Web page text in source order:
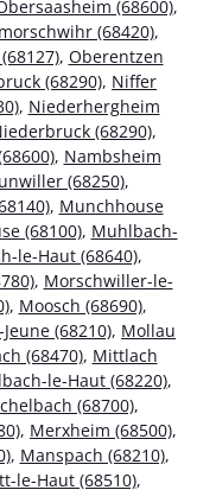
(68600),
(68420),
, Oberentzen
(68290), Niffer
, Niederhergheim
(68290),
, Nambsheim
(68250),
, Munchhouse
(68100), Muhlbach-
le-Haut (68640),
, Morschwiller-le-
, Moosch (68690),
(68210), Mollau
(68470), Mittlach
le-Haut (68220),
(68700),
, Merxheim (68500),
, Manspach (68210),
le-Haut (68510),